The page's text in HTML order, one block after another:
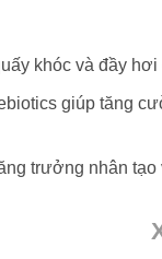
khóc và đầy
giúp tăng
trưởng nhân tạo